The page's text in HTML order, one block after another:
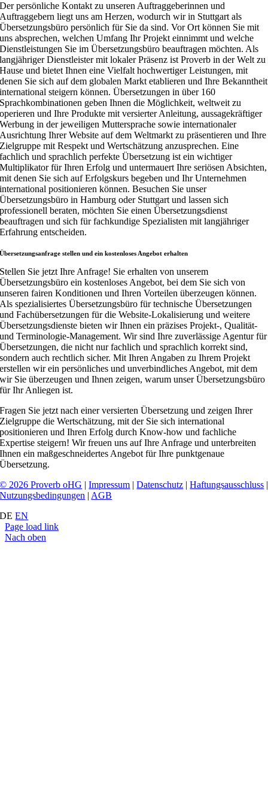
Der persönliche Kontakt zu unseren Auftraggeberinnen und
Auftraggebern liegt uns am Herzen, wodurch wir in Stuttgart als
Übersetzungsbüro persönlich für Sie da sind. Vor Ort können Sie mit
uns absprechen, welchen Umfang Ihr Projekt einnimmt und welche
Dienstleistungen Sie im Übersetzungsbüro beauftragen möchten. Als
langjähriger Dienstleister mit lokaler Präsenz ist Proverb in der Welt zu
Hause und bietet Ihnen eine Vielfalt hochwertiger Leistungen, mit
denen Sie sich auf dem globalen Markt etablieren und Ihre Bekanntheit
international steigern können. Übersetzungen in über 160
Sprachkombinationen geben Ihnen die Möglichkeit, weltweit zu
operieren und Ihre Produkte mit versierter Anleitung, aussagekräftiger
Werbung in der jeweiligen Muttersprache sowie internationaler
Ausrichtung Ihrer Website auf dem Weltmarkt zu präsentieren und Ihre
Zielgruppe mit Respekt und Wertschätzung anzusprechen. Eine
fachlich und sprachlich perfekte Übersetzung ist ein wichtiger
Multiplikator für Ihren Erfolg und untermauert Ihre seriösen Absichten,
mit denen Sie sich auf Erfolgskurs begeben und Ihr Unternehmen
international positionieren können. Besuchen Sie unser
Übersetzungsbüro in Hamburg oder Stuttgart und lassen sich
professionell beraten, möchten Sie einen Übersetzungsdienst
beauftragen und sich für fachkundige Spezialisten mit langjähriger
Erfahrung entscheiden.
Übersetzungsanfrage stellen und ein kostenloses Angebot erhalten
Stellen Sie jetzt Ihre Anfrage! Sie erhalten von unserem
Übersetzungsbüro ein kostenloses Angebot, bei dem Sie sich von
unseren fairen Konditionen und Ihren Vorteilen überzeugen können.
Als spezialisiertes Übersetzungsbüro für technische Übersetzungen
und Fachübersetzungen für die Website-Lokalisierung und weitere
Übersetzungsdienste bieten wir Ihnen ein präzises Projekt-, Qualität-
und Terminologie-Management. Wir sind Ihre zuverlässige Agentur für
Übersetzungen, die nicht nur fachlich und sprachlich korrekt sind,
sondern auch rechtlich sicher. Mit Ihren Angaben zu Ihrem Projekt
erstellen wir ein persönliches und unverbindliches Angebot, mit dem
wir Sie überzeugen und Ihnen zeigen, warum unser Übersetzungsbüro
für Ihr Anliegen ist.
Fragen Sie jetzt nach einer versierten Übersetzung und zeigen Ihrer
Zielgruppe die Wertschätzung, mit der Sie sich international
positionieren und Ihren Erfolg durch Know-how und fachliche
Expertise steigern! Wir freuen uns auf Ihre Anfrage und unterbreiten
Ihnen ein maßgeschneidertes Angebot für Ihre punktgenaue
Übersetzung.
© 2026 Proverb oHG |Impressum |Datenschutz |Haftungsausschluss |
Nutzungsbedingungen | AGB
DE EN
Page load link
Nach oben